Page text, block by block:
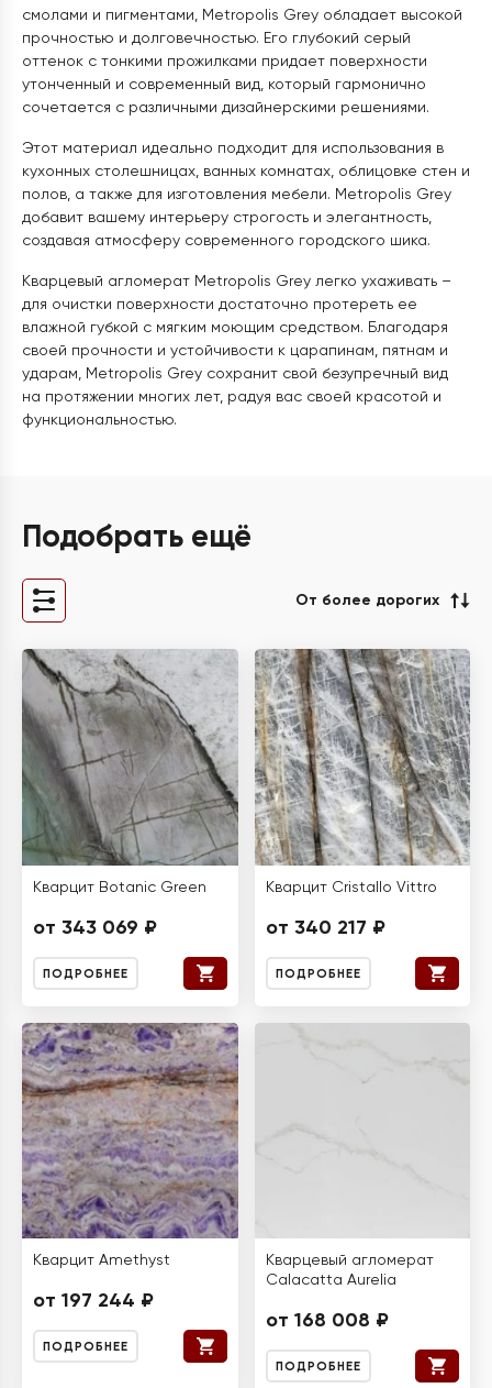
смолами и пигментами, Metropolis Grey обладает высокой
прочностью и долговечностью. Его глубокий серый
оттенок с тонкими прожилками придает поверхности
утонченный и современный вид, который гармонично
сочетается с различными дизайнерскими решениями.
Этот материал идеально подходит для использования в
кухонных столешницах, ванных комнатах, облицовке стен и
полов, а также для изготовления мебели. Metropolis Grey
добавит вашему интерьеру строгость и элегантность,
создавая атмосферу современного городского шика.
Кварцевый агломерат Metropolis Grey легко ухаживать –
для очистки поверхности достаточно протереть ее
влажной губкой с мягким моющим средством. Благодаря
своей прочности и устойчивости к царапинам, пятнам и
ударам, Metropolis Grey сохранит свой безупречный вид
на протяжении многих лет, радуя вас своей красотой и
функциональностью.
Подобрать ещё
От более дорогих
Кварцит Botanic Green
от 343 069 ₽
ПОДРОБНЕЕ
Кварцит Cristallo Vittro
от 340 217 ₽
ПОДРОБНЕЕ
Кварцит Amethyst
от 197 244 ₽
ПОДРОБНЕЕ
Кварцевый агломерат
Calacatta Aurelia
от 168 008 ₽
ПОДРОБНЕЕ